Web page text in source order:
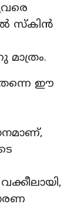
സ്‌കിന്‍
മാത്രം.
ഈ
വക്കീലായി,